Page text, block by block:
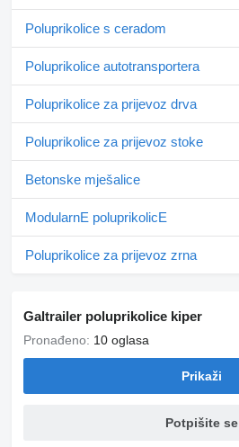
Poluprikolice s ceradom
Poluprikolice autotransportera
Poluprikolice za prijevoz drva
Poluprikolice za prijevoz stoke
Betonske mješalice
ModularnE poluprikolicE
Poluprikolice za prijevoz zrna
Galtrailer poluprikolice kiper
Pronađeno: 10 oglasa
Prikaži
Potpišite se